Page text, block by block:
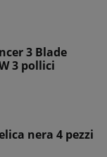
3 Blade
3 pollici
nera 4 pezzi